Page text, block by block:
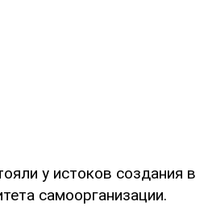
у истоков создания в
самоорганизации.